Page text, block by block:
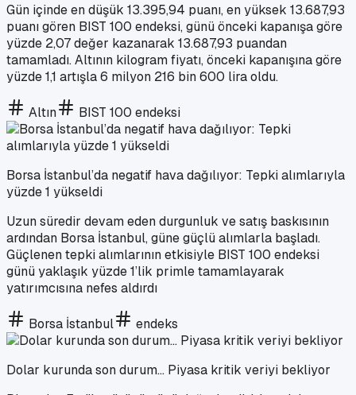
Gün içinde en düşük 13.395,94 puanı, en yüksek 13.687,93
puanı gören BIST 100 endeksi, günü önceki kapanışa göre
yüzde 2,07 değer kazanarak 13.687,93 puandan
tamamladı. Altının kilogram fiyatı, önceki kapanışına göre
yüzde 1,1 artışla 6 milyon 216 bin 600 lira oldu.
Altın BIST 100 endeksi
Borsa İstanbul’da negatif hava dağılıyor: Tepki alımlarıyla
yüzde 1 yükseldi
Uzun süredir devam eden durgunluk ve satış baskısının
ardından Borsa İstanbul, güne güçlü alımlarla başladı.
Güçlenen tepki alımlarının etkisiyle BIST 100 endeksi
günü yaklaşık yüzde 1’lik primle tamamlayarak
yatırımcısına nefes aldırdı
Borsa İstanbul endeks
Dolar kurunda son durum... Piyasa kritik veriyi bekliyor